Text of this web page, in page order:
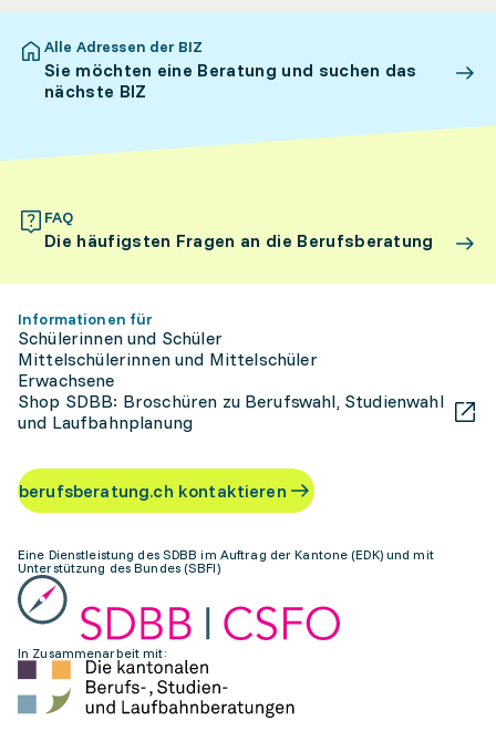
Alle Adressen der BIZ
Sie möchten eine Beratung und suchen das
nächste BIZ
FAQ
Die häufigsten Fragen an die Berufsberatung
Informationen für
Schülerinnen und Schüler
Mittelschülerinnen und Mittelschüler
Erwachsene
Shop SDBB: Broschüren zu Berufswahl, Studienwahl
und Laufbahnplanung
berufsberatung.ch kontaktieren
Eine Dienstleistung des SDBB im Auftrag der Kantone (EDK) und mit
Unterstützung des Bundes (SBFI)
In Zusammenarbeit mit: